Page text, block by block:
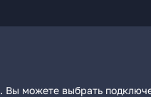
Вы можете выбрать